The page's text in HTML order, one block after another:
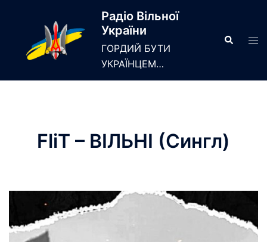
Радіо Вільної
України
ГОРДИЙ БУТИ
УКРАЇНЦЕМ…
Search
FliT – ВІЛЬНІ (Сингл)